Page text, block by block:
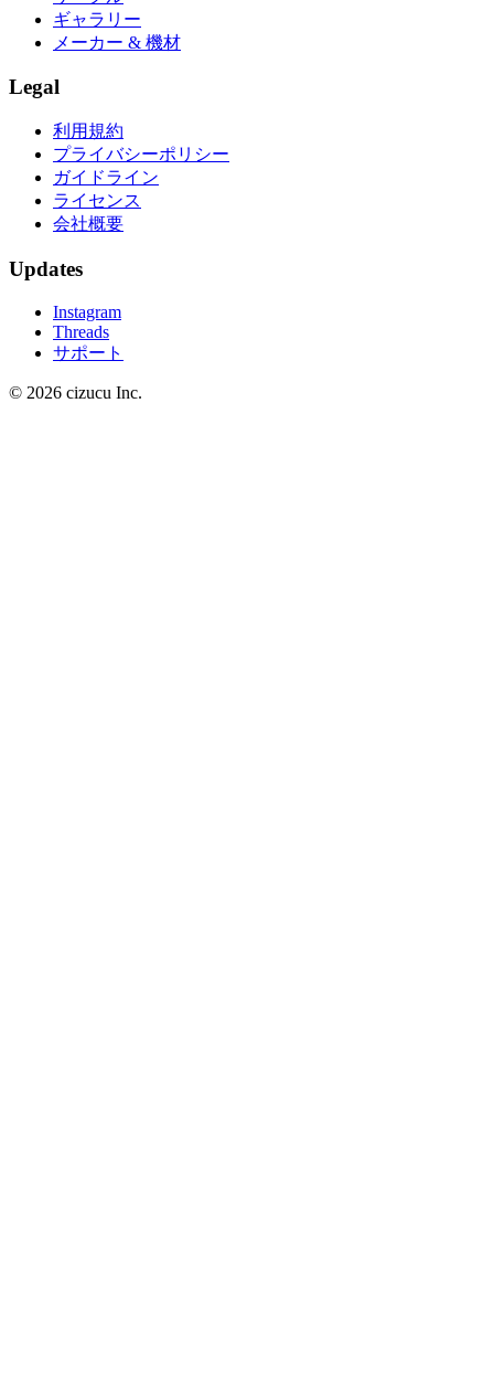
ギャラリー
メーカー & 機材
Legal
利用規約
プライバシーポリシー
ガイドライン
ライセンス
会社概要
Updates
Instagram
Threads
サポート
© 2026 cizucu Inc.